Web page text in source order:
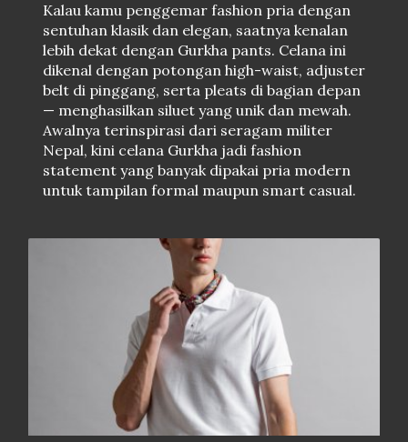
Kalau kamu penggemar fashion pria dengan
sentuhan klasik dan elegan, saatnya kenalan
lebih dekat dengan Gurkha pants. Celana ini
dikenal dengan potongan high-waist, adjuster
belt di pinggang, serta pleats di bagian depan
— menghasilkan siluet yang unik dan mewah.
Awalnya terinspirasi dari seragam militer
Nepal, kini celana Gurkha jadi fashion
statement yang banyak dipakai pria modern
untuk tampilan formal maupun smart casual.